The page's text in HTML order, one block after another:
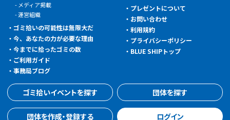
メディア掲載
運営組織
ゴミ拾いの可能性は無限大だ
今、あなたの力が必要な理由
今までに拾ったゴミの数
ご利用ガイド
事務局ブログ
プレゼントについて
お問い合わせ
利用規約
プライバシーポリシー
BLUE SHIPトップ
ゴミ拾いイベントを探す 団体を探す
団体を作成・登録する ログイン